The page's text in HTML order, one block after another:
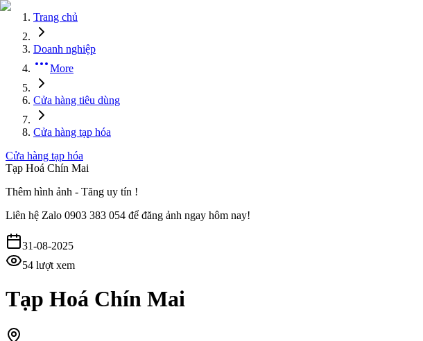
Trang chủ
Doanh nghiệp
More
Cửa hàng tiêu dùng
Cửa hàng tạp hóa
Cửa hàng tạp hóa
Tạp Hoá Chín Mai
Thêm hình ảnh - Tăng uy tín !
Liên hệ Zalo 0903 383 054 để đăng ảnh ngay hôm nay!
31-08-2025
54 lượt xem
Tạp Hoá Chín Mai